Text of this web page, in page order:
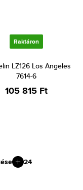
Raktáron
LZ126 Los Angeles
7614-6
105 815 Ft
24